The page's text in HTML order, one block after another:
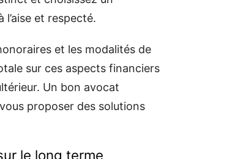
et respecté.
et les modalités de
sur ces aspects financiers
Un bon avocat
proposer des solutions
le long terme